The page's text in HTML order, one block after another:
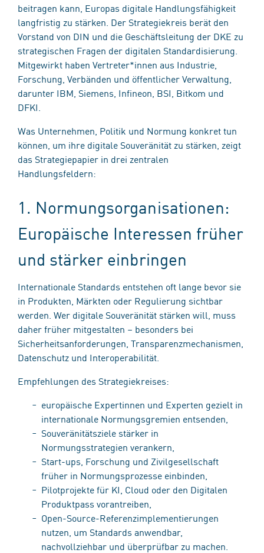
beitragen kann, Europas digitale Handlungsfähigkeit
langfristig zu stärken. Der Strategiekreis berät den
Vorstand von DIN und die Geschäftsleitung der DKE zu
strategischen Fragen der digitalen Standardisierung.
Mitgewirkt haben Vertreter*innen aus Industrie,
Forschung, Verbänden und öffentlicher Verwaltung,
darunter IBM, Siemens, Infineon, BSI, Bitkom und
DFKI.
Was Unternehmen, Politik und Normung konkret tun
können, um ihre digitale Souveränität zu stärken, zeigt
das Strategiepapier in drei zentralen
Handlungsfeldern:
1. Normungsorganisationen:
Europäische Interessen früher
und stärker einbringen
Internationale Standards entstehen oft lange bevor sie
in Produkten, Märkten oder Regulierung sichtbar
werden. Wer digitale Souveränität stärken will, muss
daher früher mitgestalten – besonders bei
Sicherheitsanforderungen, Transparenzmechanismen,
Datenschutz und Interoperabilität.
Empfehlungen des Strategiekreises:
europäische Expertinnen und Experten gezielt in
internationale Normungsgremien entsenden,
Souveränitätsziele stärker in
Normungsstrategien verankern,
Start-ups, Forschung und Zivilgesellschaft
früher in Normungsprozesse einbinden,
Pilotprojekte für KI, Cloud oder den Digitalen
Produktpass vorantreiben,
Open-Source-Referenzimplementierungen
nutzen, um Standards anwendbar,
nachvollziehbar und überprüfbar zu machen.